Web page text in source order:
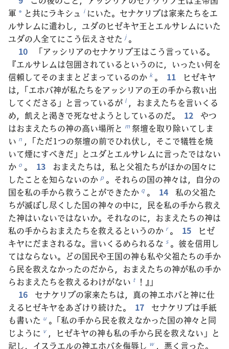
軍 * と共にラキシュ i にいた。セナケリブは家来たちをエ
ルサレムに遣わし，ユダのヒゼキヤ王とエルサレムにいた
ユダの人全てにこう伝えさせた j 。
10
「アッシリアのセナケリブ王はこう言っている。
『エルサレムは包囲されているというのに，いったい何を
信頼してそのままとどまっているのか k 。 11
ヒゼキヤ
は，「エホバ神が私たちをアッシリアの王の手から救い出
してくださる」と言っているが l ，おまえたちを言いくる
め，飢えと渇きで死なせようとしているのだ。
12
やつ
はおまえたちの神の高い場所と m 祭壇を取り除いてしま
い n ，「ただ1つの祭壇の前でひれ伏し，そこで犠牲を焼
いて煙にすべきだ」とユダとエルサレムに言ったではない
か o 。 13
おまえたちは，私と父祖たちがほかの国々に
したことを知らないのか p 。それらの国の神々は，自分の
国を私の手から救うことができたか q 。 14
私の父祖た
ちが滅ぼし尽くした国の神々の中に，民を私の手から救え
た神はいないではないか。それなのに，おまえたちの神は
私の手からおまえたちを救えるというのか r 。 15
ヒゼ
キヤにだまされるな。言いくるめられるな s 。彼を信用し
てはならない。どの国民や王国の神も私や父祖たちの手か
ら民を救えなかったのだから，おまえたちの神が私の手か
らおまえたちを救えるわけがない t
！』」
16
セナケリブの家来たちは，真の神エホバと神に仕
えるヒゼキヤをあざけり続けた。
17
セナケリブは手紙
も書いた u 。「私の手から民を救えなかった国の神々と同
じように v ，ヒゼキヤの神も私の手から民を救えない」と
記し，イスラエルの神エホバを侮辱し w ，悪く言った。